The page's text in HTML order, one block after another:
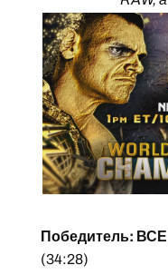
Победитель:
(34:28)